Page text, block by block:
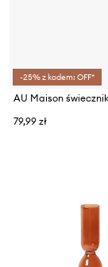
-25% z kodem: OFF*
79,99 zł